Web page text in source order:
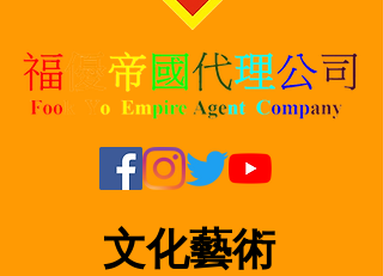
文化藝術